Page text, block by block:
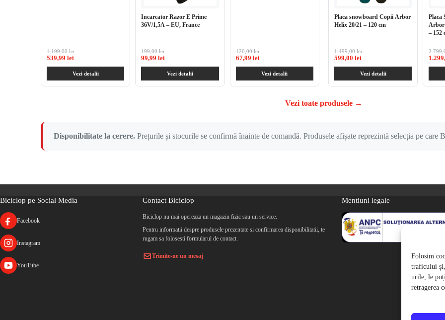
Folosim
traficului
urile, le
retragerea
1.199,00 lei
539,99 lei
Vezi detalii
Incarcator Razor E Prime
36V/1,5A – EU, France
199,00 lei
99,99 lei
Vezi detalii
120,00 lei
67,99 lei
Vezi detalii
99,00 lei
59,99 lei
Vezi detalii
99,00 lei
49,99
Placa snowboard Copii Arbor
Helix 20/21 – 120 cm
1.499,00 lei
599,00 lei
Vezi detalii
Placa
Arbor
– 152
Vezi toate produsele →
Disponibilitate la cerere. Prețurile și stocurile se confirmă înainte de comandă. Produsele afișate reprezintă selecția pe
Biciclop pe Social Media
Facebook
Instagram
YouTube
Contact Biciclop
Biciclop nu mai opereaza un magazin fizic sau un service.
Pentru informatii despre produsele prezentate si confirmarea disponibilitatii, te
rugam sa folosesti formularul de contact.
Trimite-ne un mesaj
Mentiuni legale